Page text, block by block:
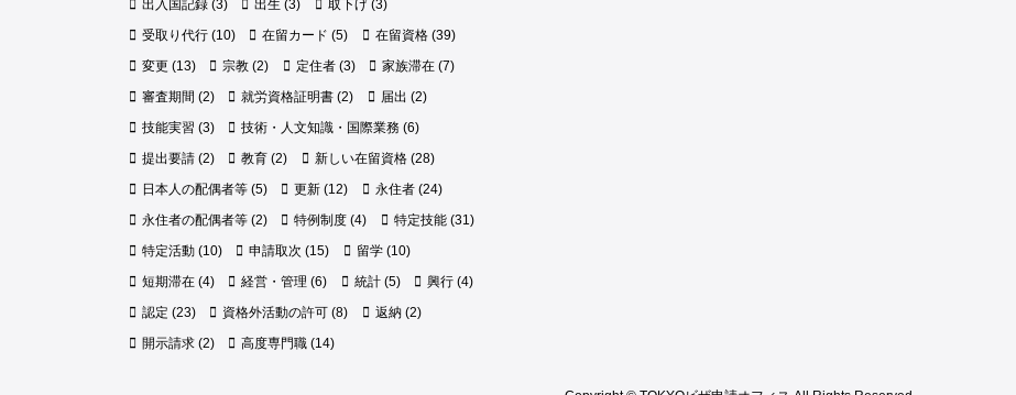
出入国記録(3) 出生 (3) 取下げ(3)
受取り代行(10) 在留カード (5) 在留資格(39)
変更(13) 宗教 (2) 定住者(3) 家族滞在(7)
審査期間 (2) 就労資格証明書 (2) 届出 (2)
技能実習 (3) 技術・人文知識・国際業務 (6)
提出要請(2) 教育 (2) 新しい在留資格(28)
日本人の配偶者等(5) 更新 (12) 永住者(24)
永住者の配偶者等(2) 特例制度 (4) 特定技能(31)
特定活動(10) 申請取次 (15) 留学(10)
短期滞在(4) 経営・管理 (6) 統計(5) 興行(4)
認定 (23) 資格外活動の許可 (8) 返納(2)
開示請求(2) 高度専門職 (14)